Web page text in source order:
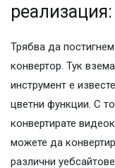
реализация:
Трябва да
конвертор. Тук
инструмент е
цветни функции. С
конвертирате
можете да
различни